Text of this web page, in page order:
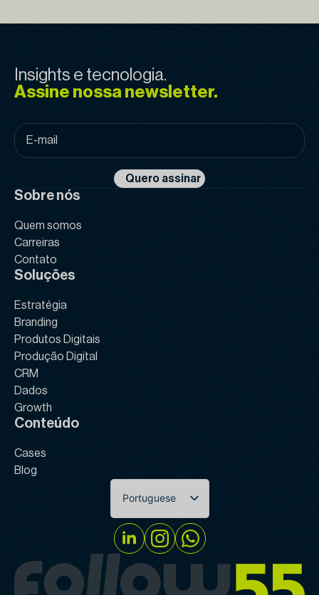
Insights e tecnologia.
Assine nossa newsletter.
E-
mail
*
Quero assinar
Sobre nós
Quem somos
Carreiras
Contato
Soluções
Estratégia
Branding
Produtos Digitais
Produção Digital
CRM
Dados
Growth
Conteúdo
Cases
Blog
Portuguese
English